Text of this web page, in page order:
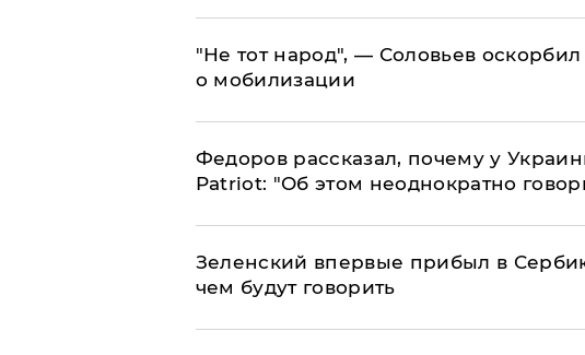
​"Не тот народ", — Соловьев
о мобилизации
Федоров рассказал, почему у
Patriot: "Об этом неоднократно
Зеленский впервые прибыл в
чем будут говорить